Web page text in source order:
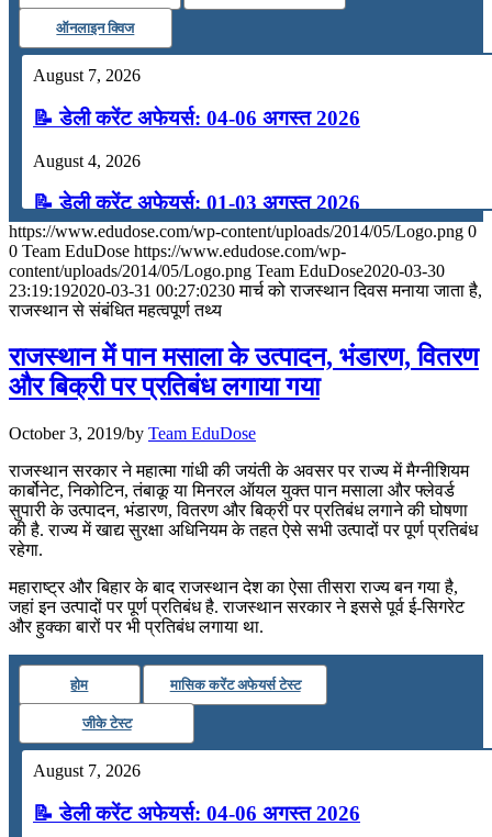
ऑनलाइन क्विज
August 7, 2026
📝 डेली करेंट अफेयर्स: 04-06 अगस्त 2026
August 4, 2026
📝 डेली करेंट अफेयर्स: 01-03 अगस्त 2026
July 31, 2026
📝 डेली करेंट अफेयर्स: 28-31 जुलाई 2026
📝 डेली करेंट अफेयर्स: 25-27 जुलाई 2026
📝 डेली करेंट अफेयर्स: 22-24 जुलाई 2026
July 22, 2026
📝 डेली करेंट अफेयर्स: 19-21 जुलाई 2026
July 19, 2026
📝 डेली करेंट अफेयर्स: 16-18 जुलाई 2026
https://www.edudose.com/wp-content/uploads/2014/05/Logo.png 0
0 Team EduDose https://www.edudose.com/wp-
content/uploads/2014/05/Logo.png Team EduDose2020-03-30
23:19:192020-03-31 00:27:0230 मार्च को राजस्थान दिवस मनाया जाता है,
राजस्थान से संबंधित महत्वपूर्ण तथ्य
राजस्थान में पान मसाला के उत्पादन, भंडारण, वितरण
और बिक्री पर प्रतिबंध लगाया गया
October 3, 2019/by Team EduDose
राजस्थान सरकार ने महात्मा गांधी की जयंती के अवसर पर राज्य में मैग्नीशियम
कार्बोनेट, निकोटिन, तंबाकू या मिनरल ऑयल युक्त पान मसाला और फ्लेवर्ड
सुपारी के उत्पादन, भंडारण, वितरण और बिक्री पर प्रतिबंध लगाने की घोषणा
की है. राज्य में खाद्य सुरक्षा अधिनियम के तहत ऐसे सभी उत्पादों पर पूर्ण प्रतिबंध
रहेगा.
महाराष्ट्र और बिहार के बाद राजस्थान देश का ऐसा तीसरा राज्य बन गया है,
जहां इन उत्पादों पर पूर्ण प्रतिबंध है. राजस्थान सरकार ने इससे पूर्व ई-सिगरेट
और हुक्का बारों पर भी प्रतिबंध लगाया था.
होम मासिक करेंट अफेयर्स टेस्ट
जीके टेस्ट
August 7, 2026
📝 डेली करेंट अफेयर्स: 04-06 अगस्त 2026